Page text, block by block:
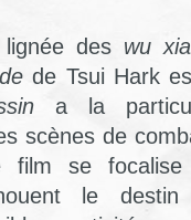
des wu
de Tsui Hark
a la
scènes de
film se
le destin